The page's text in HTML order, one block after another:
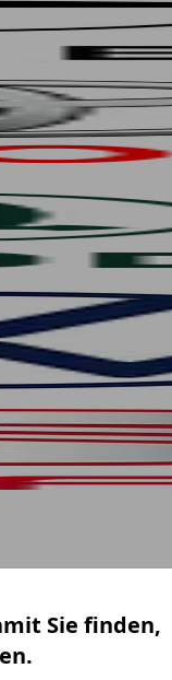
Sie finden,